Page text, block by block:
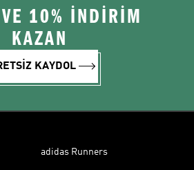
10% İNDİRİM
KAZAN
KAYDOL
adidas Runners